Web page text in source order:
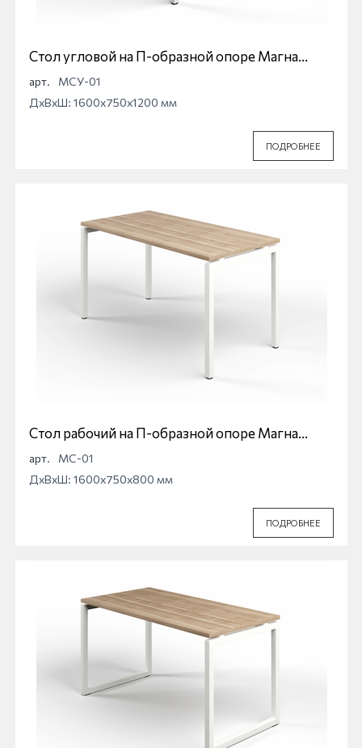
Стол угловой на П-образной опоре Магна
МСУ-01
арт.
МСУ-01
ДхВхШ: 1600x750x1200 мм
ПОДРОБНЕЕ
Стол рабочий на П-образной опоре Магна
МС-01
арт.
МС-01
ДхВхШ: 1600x750x800 мм
ПОДРОБНЕЕ